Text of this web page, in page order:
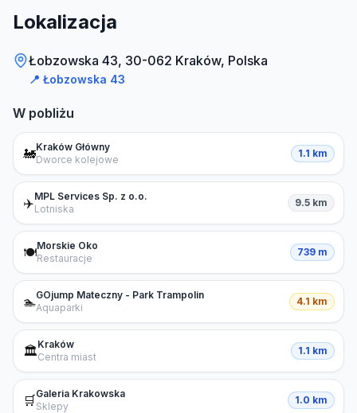
Lokalizacja
Łobzowska 43, 30-062 Kraków, Polska
📍 Łobzowska 43
W pobliżu
🚂Kraków Główny
Dworce kolejowe
1.1 km
✈️MPL Services Sp. z o.o.
Lotniska
9.5 km
🍽️Morskie Oko
Restauracje
739 m
🏊GOjump Mateczny - Park Trampolin
Aquaparki
4.1 km
🏛️Kraków
Centra miast
1.1 km
🛒Galeria Krakowska
Sklepy
1.0 km